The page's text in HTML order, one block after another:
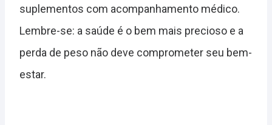
suplementos com acompanhamento médico.
Lembre-se: a saúde é o bem mais precioso e a
perda de peso não deve comprometer seu bem-
estar.